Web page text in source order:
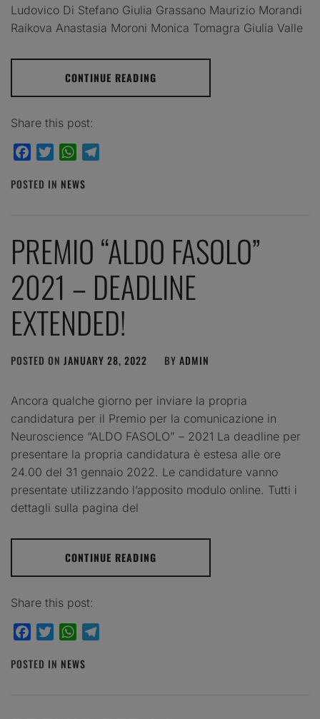
Ludovico Di Stefano Giulia Grassano Maurizio Morandi
Raikova Anastasia Moroni Monica Tomagra Giulia Valle
CONTINUE READING
Share this post:
FacebookTwitterWhatsApp
POSTED IN NEWS
PREMIO “ALDO FASOLO”
2021 – DEADLINE
EXTENDED!
POSTED ON JANUARY 28, 2022 BY ADMIN
Ancora qualche giorno per inviare la propria
candidatura per il Premio per la comunicazione in
Neuroscience “ALDO FASOLO” – 2021 La deadline per
presentare la propria candidatura è estesa alle ore
24.00 del 31 gennaio 2022. Le candidature vanno
presentate utilizzando l’apposito modulo online. Tutti i
dettagli sulla pagina del
CONTINUE READING
Share this post:
FacebookTwitterWhatsApp
POSTED IN NEWS